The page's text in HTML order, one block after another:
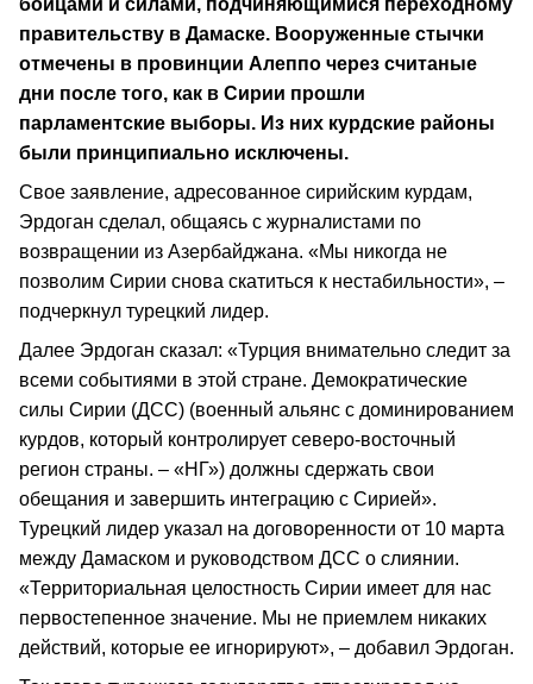
бойцами и силами, подчиняющимися переходному
правительству в Дамаске. Вооруженные стычки
отмечены в провинции Алеппо через считаные
дни после того, как в Сирии прошли
парламентские выборы. Из них курдские районы
были принципиально исключены.
Свое заявление, адресованное сирийским курдам,
Эрдоган сделал, общаясь с журналистами по
возвращении из Азербайджана. «Мы никогда не
позволим Сирии снова скатиться к нестабильности», –
подчеркнул турецкий лидер.
Далее Эрдоган сказал: «Турция внимательно следит за
всеми событиями в этой стране. Демократические
силы Сирии (ДСС) (военный альянс с доминированием
курдов, который контролирует северо-восточный
регион страны. – «НГ») должны сдержать свои
обещания и завершить интеграцию с Сирией».
Турецкий лидер указал на договоренности от 10 марта
между Дамаском и руководством ДСС о слиянии.
«Территориальная целостность Сирии имеет для нас
первостепенное значение. Мы не приемлем никаких
действий, которые ее игнорируют», – добавил Эрдоган.